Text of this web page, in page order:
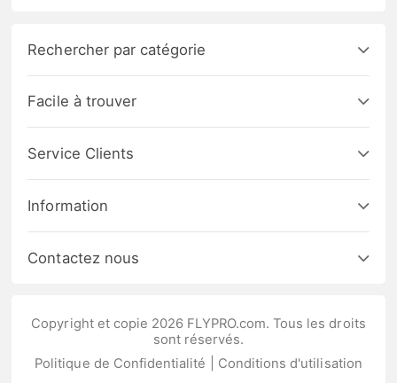
Rechercher par catégorie
Facile à trouver
Service Clients
Information
Contactez nous
Copyright et copie 2026 FLYPRO.com. Tous les droits
sont réservés.
Politique de Confidentialité
Conditions d'utilisation